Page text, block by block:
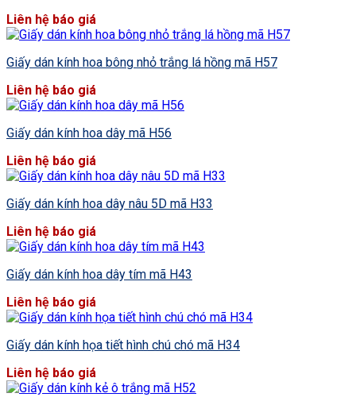
Liên hệ báo giá
Giấy dán kính hoa bông nhỏ trắng lá hồng mã H57
Liên hệ báo giá
Giấy dán kính hoa dây mã H56
Liên hệ báo giá
Giấy dán kính hoa dây nâu 5D mã H33
Liên hệ báo giá
Giấy dán kính hoa dây tím mã H43
Liên hệ báo giá
Giấy dán kính họa tiết hình chú chó mã H34
Liên hệ báo giá